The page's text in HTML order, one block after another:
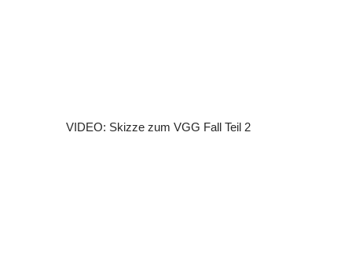
VIDEO: Skizze zum VGG Fall Teil 2